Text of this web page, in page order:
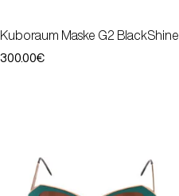
Kuboraum Maske G2 BlackShine
300.00€